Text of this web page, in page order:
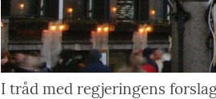
I tråd med regjeringens